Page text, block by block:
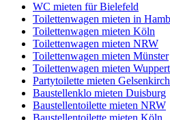
WC mieten für Bielefeld
Toilettenwagen mieten in
Toilettenwagen mieten Köln
Toilettenwagen mieten NRW
Toilettenwagen mieten Münster
Toilettenwagen mieten
Partytoilette mieten
Baustellenklo mieten Duisburg
Baustellentoilette mieten NRW